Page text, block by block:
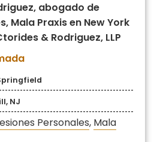
abogado de
Mala Praxis en New York
& Rodriguez, LLP
NJ
Personales, Mala